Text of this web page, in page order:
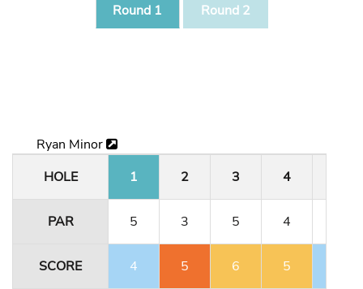
Round 1 Round 2
Ryan Minor
HOLE
1 2 3 4
PAR 5 3 5 4
SCORE 4 5 6 5